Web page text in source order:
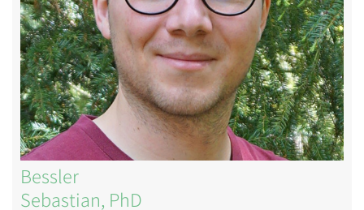
Bessler
Sebastian, PhD